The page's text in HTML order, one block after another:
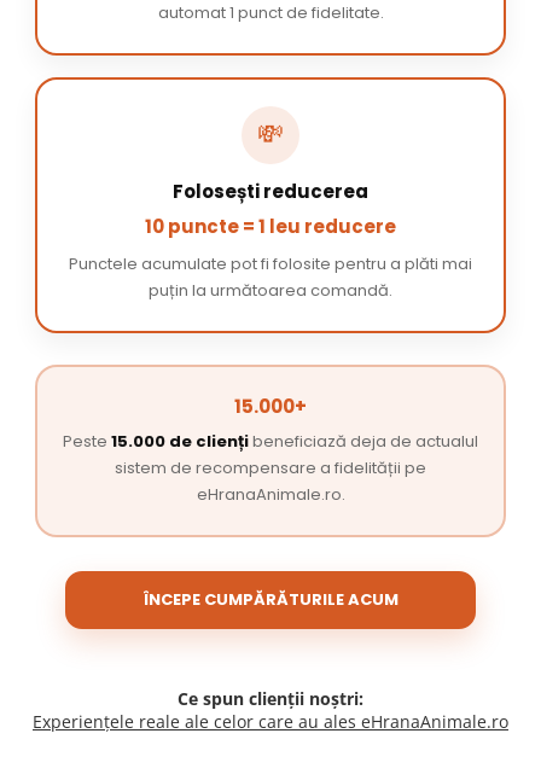
automat 1 punct de fidelitate.
💸
Folosești reducerea
10 puncte = 1 leu reducere
Punctele acumulate pot fi folosite pentru a plăti mai
puțin la următoarea comandă.
15.000+
Peste 15.000 de cliențibeneficiază deja de actualul
sistem de recompensare a fidelității pe
eHranaAnimale.ro.
ÎNCEPE CUMPĂRĂTURILE ACUM
Ce spun clienții noștri:
Experiențele reale ale celor care au ales eHranaAnimale.ro